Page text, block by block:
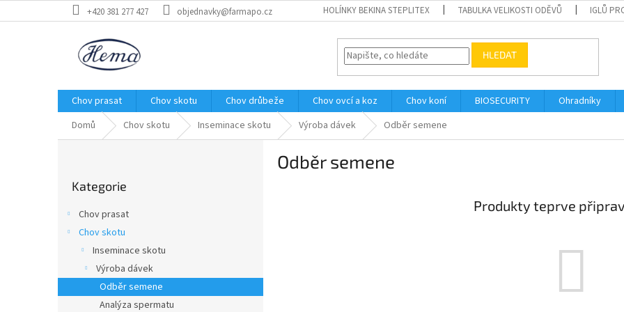
na
+420 381 277 427 objednavky@farmapo.cz HOLÍNKY BEKINA STEPLITEX TABULKA VELIKOSTI ODĚVŮ IGLŮ
HLEDAT
Chov prasat Chov skotu Chov drůbeže Chov ovcí a koz Chov koní BIOSECURITY Ohradníky
Domů
Chov skotu Inseminace skotu Výroba dávek Odběr semene
a
kategorie
Kategorie
Chov prasat
Chov skotu
Inseminace skotu
Výroba dávek
Odběr semene
Analýza spermatu
Odběr semene
Produkty teprve